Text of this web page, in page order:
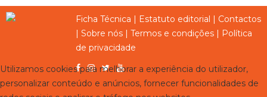
Ficha Técnica Estatuto editorial
Contactos
Sobre nós Termos e condições
Política
de privacidade
Utilizamos cookies para melhorar a experiência do utilizador,
personalizar conteúdo e anúncios, fornecer funcionalidades de